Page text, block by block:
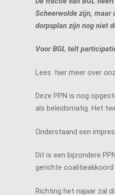
Scheerwolde zijn, maar
dorpsplan zijn nog niet
Voor BGL telt
Lees hier meer over
Deze PPN is nog
als beleidsmatig. Het
Onderstaand een
Dit is een bijzondere
gerichte
Richting het najaar zal